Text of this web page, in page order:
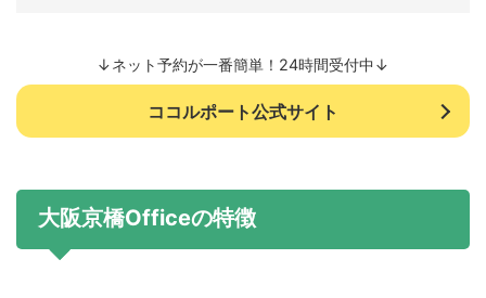
↓ネット予約が一番簡単！24時間受付中↓
ココルポート公式サイト
大阪京橋Officeの特徴